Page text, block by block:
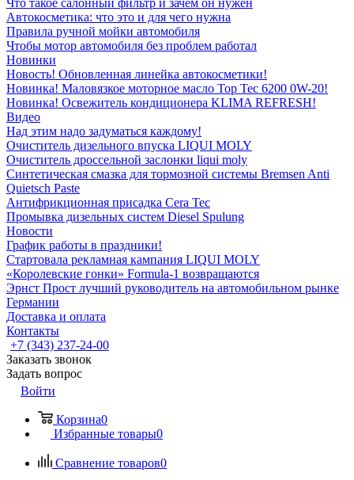
Что такое салонный фильтр и зачем он нужен
Автокосметика: что это и для чего нужна
Правила ручной мойки автомобиля
Чтобы мотор автомобиля без проблем работал
Новинки
Новость! Обновленная линейка автокосметики!
Новинка! Маловязкое моторное масло Top Tec 6200 0W-20!
Новинка! Освежитель кондиционера KLIMA REFRESH!
Видео
Над этим надо задуматься каждому!
Очиститель дизельного впуска LIQUI MOLY
Очиститель дроссельной заслонки liqui moly
Синтетическая смазка для тормозной системы Bremsen Anti
Quietsch Paste
Антифрикционная присадка Cera Tec
Промывка дизельных систем Diesel Spulung
Новости
График работы в праздники!
Стартовала рекламная кампания LIQUI MOLY
«Королевские гонки» Formula-1 возвращаются
Эрнст Прост лучший руководитель на автомобильном рынке
Германии
Доставка и оплата
Контакты
+7 (343) 237-24-00
Заказать звонок
Задать вопрос
Войти
Корзина0
Избранные товары0
Сравнение товаров0